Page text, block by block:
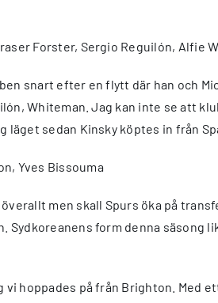
Forster, Sergio Reguilón, Alfie
snart efter en flytt där han och
Whiteman. Jag kan inte se att
sedan Kinsky köptes in från
Yves Bissouma
men skall Spurs öka på
Sydkoreanens form denna
hoppades på från Brighton. Med